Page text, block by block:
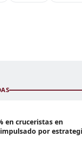
en cruceristas en
por